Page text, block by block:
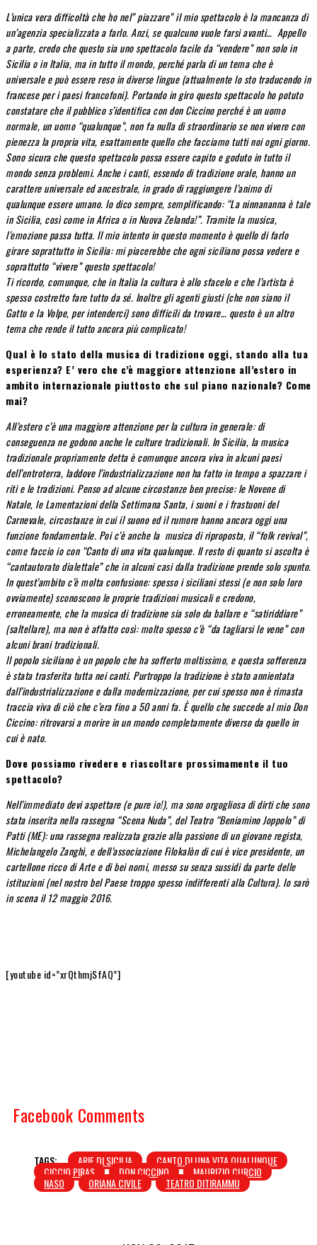
L’unica vera difficoltà che ho nel” piazzare” il mio spettacolo è la mancanza di
un’agenzia specializzata a farlo. Anzi, se qualcuno vuole farsi avanti… Appello
a parte, credo che questo sia uno spettacolo facile da “vendere” non solo in
Sicilia o in Italia, ma in tutto il mondo, perché parla di un tema che è
universale e può essere reso in diverse lingue (attualmente lo sto traducendo in
francese per i paesi francofoni). Portando in giro questo spettacolo ho potuto
constatare che il pubblico s’identifica con don Ciccino perché è un uomo
normale, un uomo “qualunque”, non fa nulla di straordinario se non vivere con
pienezza la propria vita, esattamente quello che facciamo tutti noi ogni giorno.
Sono sicura che questo spettacolo possa essere capito e goduto in tutto il
mondo senza problemi. Anche i canti, essendo di tradizione orale, hanno un
carattere universale ed ancestrale, in grado di raggiungere l’animo di
qualunque essere umano. Io dico sempre, semplificando: “La ninnananna è tale
in Sicilia, così come in Africa o in Nuova Zelanda!”. Tramite la musica,
l’emozione passa tutta. Il mio intento in questo momento è quello di farlo
girare soprattutto in Sicilia: mi piacerebbe che ogni siciliano possa vedere e
soprattutto “vivere” questo spettacolo!
Ti ricordo, comunque, che in Italia la cultura è allo sfacelo e che l’artista è
spesso costretto fare tutto da sé. Inoltre gli agenti giusti (che non siano il
Gatto e la Volpe, per intenderci) sono difficili da trovare… questo è un altro
tema che rende il tutto ancora più complicato!
Qual è lo stato della musica di tradizione oggi, stando alla tua
esperienza? E’ vero che c’è maggiore attenzione all’estero in
ambito internazionale piuttosto che sul piano nazionale? Come
mai?
All’estero c’è una maggiore attenzione per la cultura in generale: di
conseguenza ne godono anche le culture tradizionali. In Sicilia, la musica
tradizionale propriamente detta è comunque ancora viva in alcuni paesi
dell’entroterra, laddove l’industrializzazione non ha fatto in tempo a spazzare i
riti e le tradizioni. Penso ad alcune circostanze ben precise: le Novene di
Natale, le Lamentazioni della Settimana Santa, i suoni e i frastuoni del
Carnevale, circostanze in cui il suono ed il rumore hanno ancora oggi una
funzione fondamentale. Poi c’è anche la musica di riproposta, il “folk revival”,
come faccio io con “Canto di una vita qualunque. Il resto di quanto si ascolta è
“cantautorato dialettale” che in alcuni casi dalla tradizione prende solo spunto.
In quest’ambito c’è molta confusione: spesso i siciliani stessi (e non solo loro
ovviamente) sconoscono le proprie tradizioni musicali e credono,
erroneamente, che la musica di tradizione sia solo da ballare e “satiriddiare”
(saltellare), ma non è affatto così: molto spesso c’è “da tagliarsi le vene” con
alcuni brani tradizionali.
Il popolo siciliano è un popolo che ha sofferto moltissimo, e questa sofferenza
è stata trasferita tutta nei canti. Purtroppo la tradizione è stato annientata
dall’industrializzazione e dalla modernizzazione, per cui spesso non è rimasta
traccia viva di ciò che c’era fino a 50 anni fa. È quello che succede al mio Don
Ciccino: ritrovarsi a morire in un mondo completamente diverso da quello in
cui è nato.
Dove possiamo rivedere e riascoltare prossimamente il tuo
spettacolo?
Nell’immediato devi aspettare (e pure io!), ma sono orgogliosa di dirti che sono
stata inserita nella rassegna “Scena Nuda”, del Teatro “Beniamino Joppolo” di
Patti (ME): una rassegna realizzata grazie alla passione di un giovane regista,
Michelangelo Zanghì, e dell’associazione Filokalòn di cui è vice presidente, un
cartellone ricco di Arte e di bei nomi, messo su senza sussidi da parte delle
istituzioni (nel nostro bel Paese troppo spesso indifferenti alla Cultura). Io sarò
in scena il 12 maggio 2016.
[youtube id=”xrQthmjSfAQ”]
Facebook Comments
TAGS: ARIE DI SICILIA CANTO DI UNA VITA QUALUNQUE
CICCIO PIRAS DON CICCINO MAURIZIO CURCIO
NASO ORIANA CIVILE TEATRO DITIRAMMU